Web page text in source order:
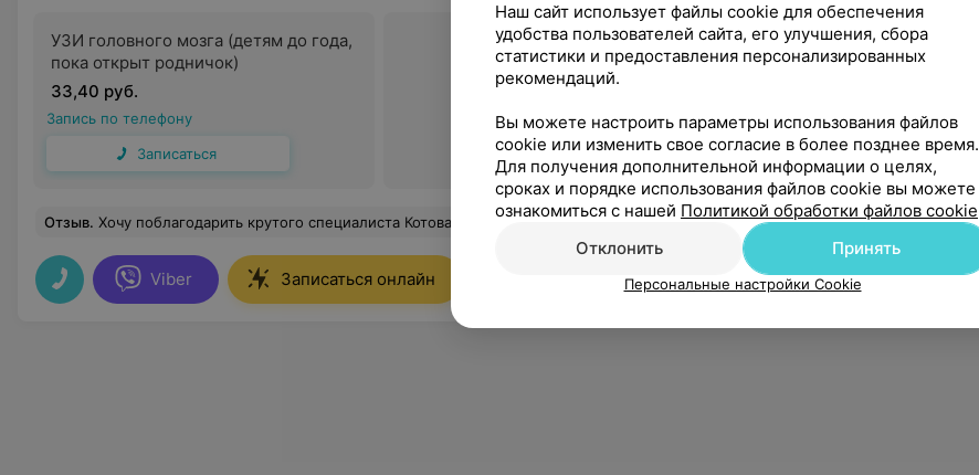
УЗИ головного мозга (детям до года,
пока открыт родничок)
33,40 руб.
Запись по телефону
Записаться
Отзыв. Хочу поблагодарить крутого специалиста Котова Владимира Александровича за его профессионализм. Была с ребенком, нужно было сделать УЗИ. Внимательно и аккуратно все посмотрел, объяснил и дал необходимые рекомендации. Спасибо! Еще
Viber Записаться онлайн
Наш сайт использует файлы cookie для обеспечения
удобства пользователей сайта, его улучшения, сбора
статистики и предоставления персонализированных
рекомендаций.
Вы можете настроить параметры использования файлов
cookie или изменить свое согласие в более позднее время.
Для получения дополнительной информации о целях,
сроках и порядке использования файлов cookie вы можете
ознакомиться с нашей Политикой обработки файлов cookie
Отклонить
Принять
Персональные настройки Cookie